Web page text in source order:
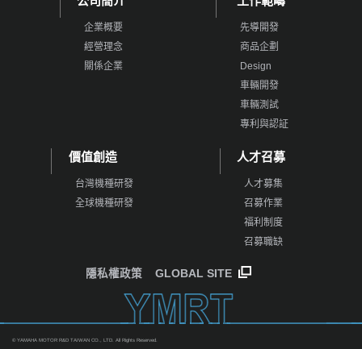
企業概要
經營理念
關係企業
先導開發
商品企劃
Design
車輛開發
車輛測試
專利與認証
價值創造
台灣機種研發
全球機種研發
人才召募
人才募集
召募作業
福利制度
召募職缺
隱私權政策 GLOBAL SITE
© YAMAHA MOTOR R&D TAIWAN CO., LTD. All Rights Reserved.